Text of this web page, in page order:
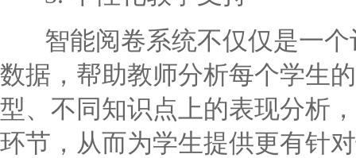
智能阅卷系统不仅仅是一个
数据，帮助教师分析每个学生
型、不同知识点上的表现分析
环节，从而为学生提供更有针